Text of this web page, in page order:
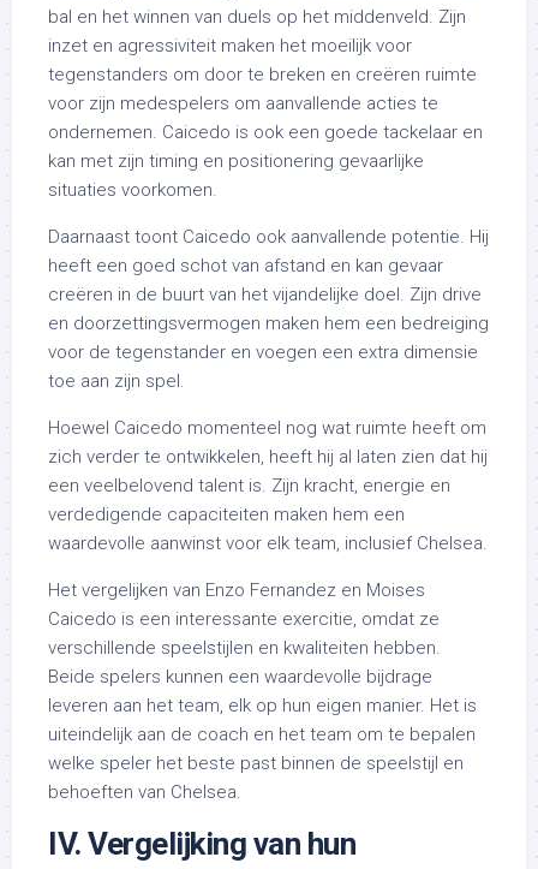
bal en het winnen van duels op het middenveld. Zijn
inzet en agressiviteit maken het moeilijk voor
tegenstanders om door te breken en creëren ruimte
voor zijn medespelers om aanvallende acties te
ondernemen. Caicedo is ook een goede tackelaar en
kan met zijn timing en positionering gevaarlijke
situaties voorkomen.
Daarnaast toont Caicedo ook aanvallende potentie. Hij
heeft een goed schot van afstand en kan gevaar
creëren in de buurt van het vijandelijke doel. Zijn drive
en doorzettingsvermogen maken hem een bedreiging
voor de tegenstander en voegen een extra dimensie
toe aan zijn spel.
Hoewel Caicedo momenteel nog wat ruimte heeft om
zich verder te ontwikkelen, heeft hij al laten zien dat hij
een veelbelovend talent is. Zijn kracht, energie en
verdedigende capaciteiten maken hem een
waardevolle aanwinst voor elk team, inclusief Chelsea.
Het vergelijken van Enzo Fernandez en Moises
Caicedo is een interessante exercitie, omdat ze
verschillende speelstijlen en kwaliteiten hebben.
Beide spelers kunnen een waardevolle bijdrage
leveren aan het team, elk op hun eigen manier. Het is
uiteindelijk aan de coach en het team om te bepalen
welke speler het beste past binnen de speelstijl en
behoeften van Chelsea.
IV. Vergelijking van hun